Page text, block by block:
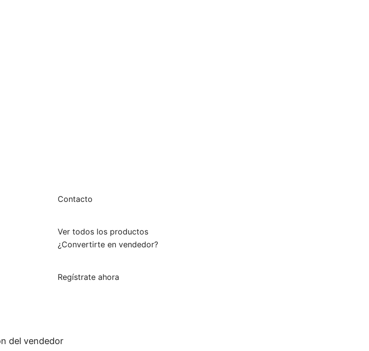
Contacto
Ver todos los productos
¿Convertirte en vendedor?
Regístrate ahora
del vendedor